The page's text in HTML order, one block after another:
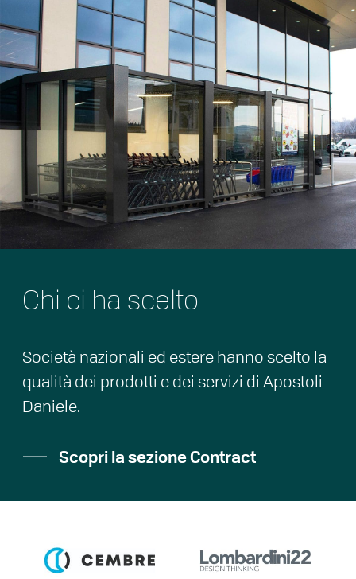
Chi ci ha scelto
Società nazionali ed estere hanno scelto la
qualità dei prodotti e dei servizi di Apostoli
Daniele.
Scopri la sezione Contract